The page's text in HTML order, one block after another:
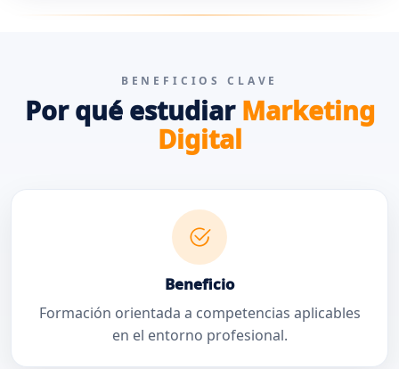
BENEFICIOS CLAVE
Por qué estudiar Marketing
Digital
Beneficio
Formación orientada a competencias aplicables
en el entorno profesional.